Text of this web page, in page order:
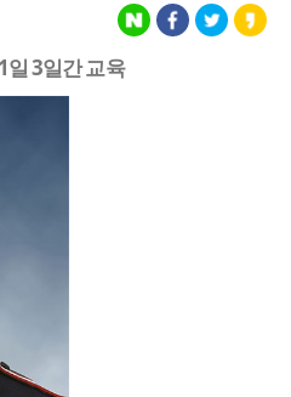
3일간 교육